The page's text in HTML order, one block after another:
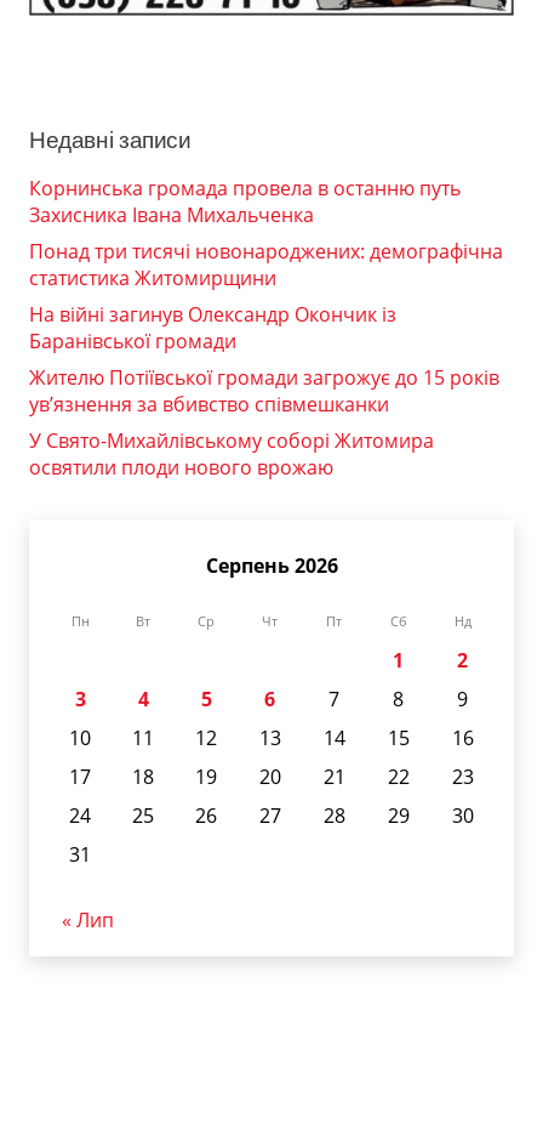
Недавні записи
Корнинська громада провела в останню путь
Захисника Івана Михальченка
Понад три тисячі новонароджених: демографічна
статистика Житомирщини
На війні загинув Олександр Окончик із
Баранівської громади
Жителю Потіївської громади загрожує до 15 років
ув’язнення за вбивство співмешканки
У Свято-Михайлівському соборі Житомира
освятили плоди нового врожаю
Серпень 2026
Пн Вт Ср Чт Пт Сб Нд
1
2
3
4 5 6 7 8
9
10
11 12 13 14 15
16
17
18 19 20 21 22
23
24
25 26 27 28 29
30
31
« Лип